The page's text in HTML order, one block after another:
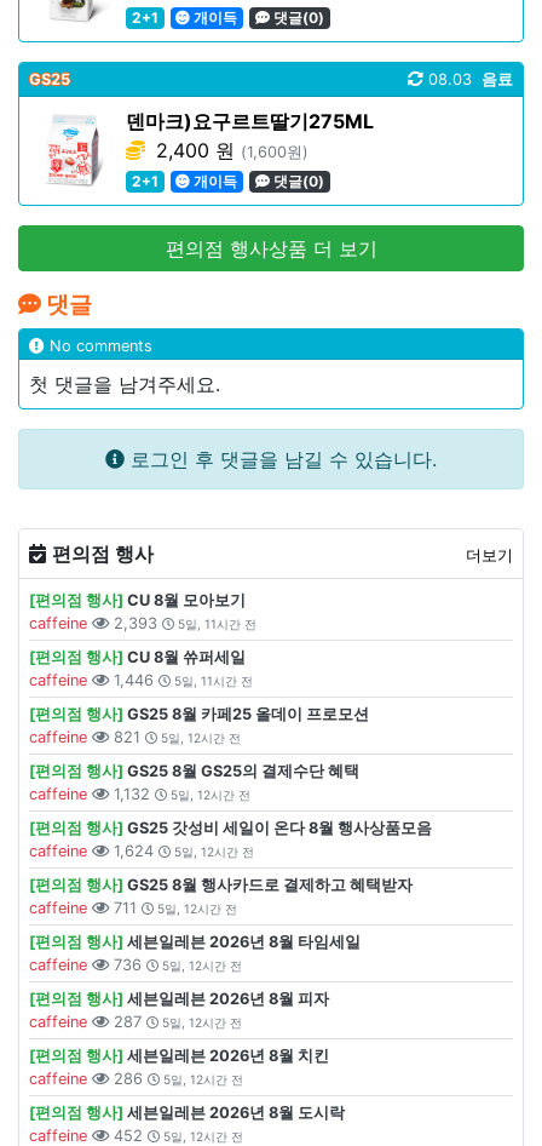
2+1 개이득 댓글(0)
GS25 음료
08.03
덴마크)요구르트딸기275ML
2,400 원 (1,600원)
2+1
개이득 댓글(0)
편의점 행사상품 더 보기
댓글
No comments
첫 댓글을 남겨주세요.
로그인 후 댓글을 남길 수 있습니다.
편의점 행사 더보기
[편의점 행사] CU 8월 모아보기
caffeine
2,393 5일, 11시간 전
[편의점 행사] CU 8월 쓔퍼세일
caffeine
1,446 5일, 11시간 전
[편의점 행사] GS25 8월 카페25 올데이 프로모션
caffeine
821 5일, 12시간 전
[편의점 행사] GS25 8월 GS25의 결제수단 혜택
caffeine
1,132 5일, 12시간 전
[편의점 행사] GS25 갓성비 세일이 온다 8월 행사상품모음
caffeine
1,624 5일, 12시간 전
[편의점 행사] GS25 8월 행사카드로 결제하고 혜택받자
caffeine
711 5일, 12시간 전
[편의점 행사] 세븐일레븐 2026년 8월 타임세일
caffeine
736 5일, 12시간 전
[편의점 행사] 세븐일레븐 2026년 8월 피자
caffeine
287 5일, 12시간 전
[편의점 행사] 세븐일레븐 2026년 8월 치킨
caffeine
286 5일, 12시간 전
[편의점 행사] 세븐일레븐 2026년 8월 도시락
caffeine
452 5일, 12시간 전